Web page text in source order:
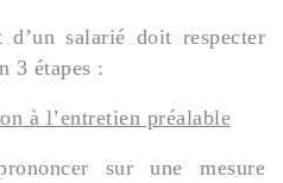
d’un salarié doit respecter
3 étapes :
à l’entretien préalable
sur une mesure